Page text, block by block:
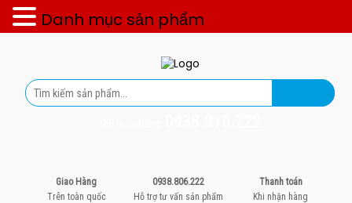
Giao Hàng
Trên toàn quốc
0938.806.222
Hỗ trợ tư vấn sản phẩm
Thanh toán
Khi nhận hàng
Danh mục sản phẩm